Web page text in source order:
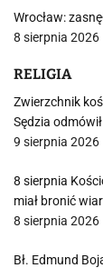
Wrocław:
8 sierpnia 2026
RELIGIA
Zwierzchnik
Sędzia
9 sierpnia 2026
8 sierpnia
miał bronić
8 sierpnia 2026
Bł. Edmund